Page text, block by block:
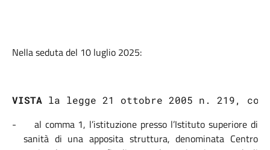
Nella seduta del 10 luglio 2025:
VISTA la legge 21 ottobre 2005 n. 219,
- al comma 1, l’istituzione presso l’Istituto superiore di
sanità di una apposita struttura, denominata Centro